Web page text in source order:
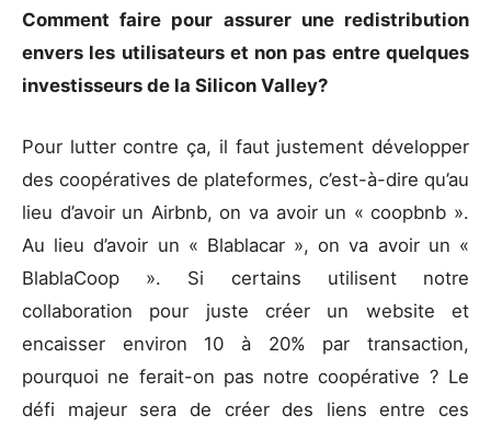
Comment faire pour assurer une redistribution
envers les utilisateurs et non pas entre quelques
investisseurs de la Silicon Valley?
Pour lutter contre ça, il faut justement développer
des coopératives de plateformes, c’est-à-dire qu’au
lieu d’avoir un Airbnb, on va avoir un « coopbnb ».
Au lieu d’avoir un « Blablacar », on va avoir un «
BlablaCoop ». Si certains utilisent notre
collaboration pour juste créer un website et
encaisser environ 10 à 20% par transaction,
pourquoi ne ferait-on pas notre coopérative ? Le
défi majeur sera de créer des liens entre ces